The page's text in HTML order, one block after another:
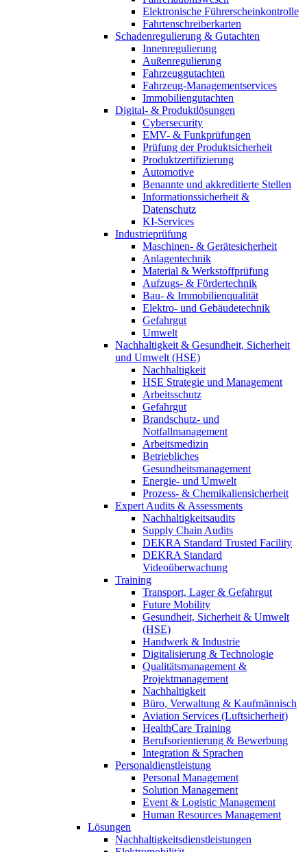
Elektronische Führerscheinkontrolle
Fahrtenschreiberkarten
Schadenregulierung & Gutachten
Innenregulierung
Außenregulierung
Fahrzeuggutachten
Fahrzeug-Managementservices
Immobiliengutachten
Digital- & Produktlösungen
Cybersecurity
EMV- & Funkprüfungen
Prüfung der Produktsicherheit
Produktzertifizierung
Automotive
Benannte und akkreditierte Stellen
Informationssicherheit &
Datenschutz
KI-Services
Industrieprüfung
Maschinen- & Gerätesicherheit
Anlagentechnik
Material & Werkstoffprüfung
Aufzugs- & Fördertechnik
Bau- & Immobilienqualität
Elektro- und Gebäudetechnik
Gefahrgut
Umwelt
Nachhaltigkeit & Gesundheit, Sicherheit
und Umwelt (HSE)
Nachhaltigkeit
HSE Strategie und Management
Arbeitsschutz
Gefahrgut
Brandschutz- und
Notfallmanagement
Arbeitsmedizin
Betriebliches
Gesundheitsmanagement
Energie- und Umwelt
Prozess- & Chemikaliensicherheit
Expert Audits & Assessments
Nachhaltigkeitsaudits
Supply Chain Audits
DEKRA Standard Trusted Facility
DEKRA Standard
Videoüberwachung
Training
Transport, Lager & Gefahrgut
Future Mobility
Gesundheit, Sicherheit & Umwelt
(HSE)
Handwerk & Industrie
Digitalisierung & Technologie
Qualitätsmanagement &
Projektmanagement
Nachhaltigkeit
Büro, Verwaltung & Kaufmännisch
Aviation Services (Luftsicherheit)
HealthCare Training
Berufsorientierung & Bewerbung
Integration & Sprachen
Personaldienstleistung
Personal Management
Solution Management
Event & Logistic Management
Human Resources Management
Lösungen
Nachhaltigkeitsdienstleistungen